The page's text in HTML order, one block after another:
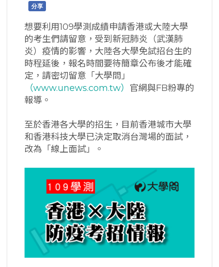
分享
想要利用109學測成績申請香港或大陸大學
的考生們請留意，受到新冠肺炎（武漢肺
炎）疫情的影響，大陸各大學免試招台生的
時程延後，報名時間要待簡章公布後才能確
定，請密切留意「大學問」
（www.unews.com.tw） 官網與FB粉專的
報導。
至於香港各大學的招生，目前香港城市大學
和香港科技大學已決定取消台灣場的面試，
改為「線上面試」。